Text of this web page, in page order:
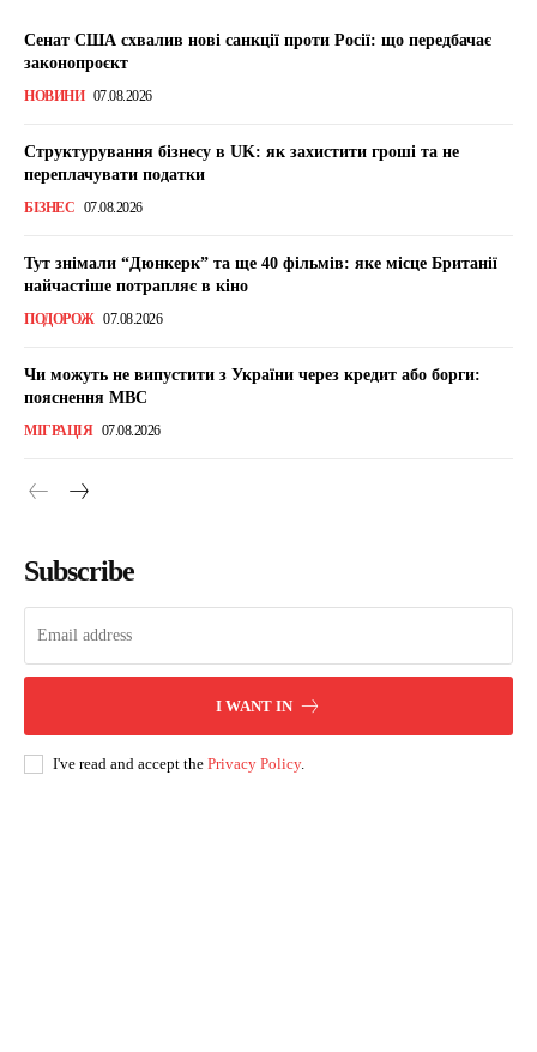
Сенат США схвалив нові санкції проти Росії: що передбачає
законопроєкт
НОВИНИ 07.08.2026
Структурування бізнесу в UK: як захистити гроші та не
переплачувати податки
БІЗНЕС 07.08.2026
Тут знімали “Дюнкерк” та ще 40 фільмів: яке місце Британії
найчастіше потрапляє в кіно
ПОДОРОЖ 07.08.2026
Чи можуть не випустити з України через кредит або борги:
пояснення МВС
МІГРАЦІЯ 07.08.2026
Subscribe
I WANT IN
I've read and accept the Privacy Policy.